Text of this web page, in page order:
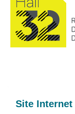
Site Internet